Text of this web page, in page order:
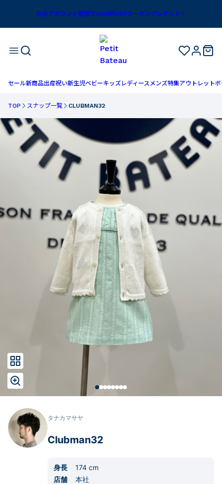
新規アカウント登録で1,100円OFFクーポンプレゼント！
セール新商品出産祝い新生児ベビーキッズ レディースメンズ特集アウトレットボ
TOP スナップ一覧 CLUBMAN32
タナカマサヤ
Clubman32
身長 174 cm
店舗
本社